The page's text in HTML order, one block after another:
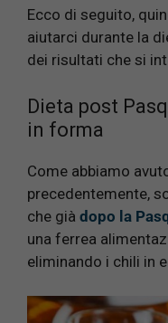
Ecco di seguito,
aiutarci durante la
dei risultati che si
Dieta post
in forma
Come abbiamo
precedentemente,
che già dopo la
una ferrea
eliminando i chili in